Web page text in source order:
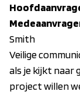
Smith
Veilige
als je kijkt naar
project willen